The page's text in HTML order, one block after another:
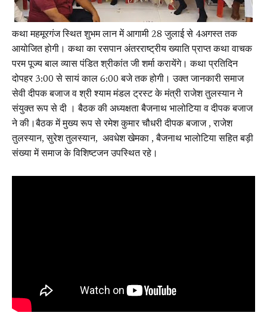
कथा महमूरगंज स्थित शुभम लान में आगामी 28 जुलाई से 4अगस्त तक
आयोजित होगी। कथा का रसपान अंतरराष्ट्रीय ख्याति प्राप्त कथा वाचक
परम पूज्य बाल व्यास पंडित श्रीकांत जी शर्मा करायेंगे। कथा प्रतिदिन
दोपहर 3:00 से सायं काल 6:00 बजे तक होगी। उक्त जानकारी समाज
सेवी दीपक बजाज व श्री श्याम मंडल ट्रस्ट के मंत्री राजेश तुलस्यान ने
संयुक्त रूप से दी । बैठक की अध्यक्षता बैजनाथ भालोटिया व दीपक बजाज
ने की।बैठक में मुख्य रूप से रमेश कुमार चौधरी दीपक बजाज , राजेश
तुलस्यान, सुरेश तुलस्यान, अवधेश खेमका , बैजनाथ भालोटिया सहित बड़ी
संख्या में समाज के विशिष्टजन उपस्थित रहे।